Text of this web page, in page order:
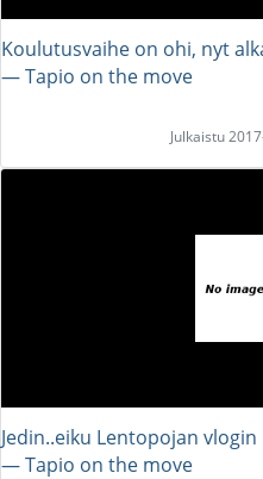
Koulutusvaihe on ohi, nyt
― Tapio on the move
Julkaistu
Jedin..eiku Lentopojan
― Tapio on the move